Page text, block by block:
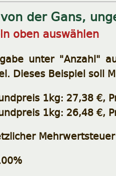
der Gans,
oben auswählen
unter "Anzahl"
Dieses Beispiel soll
1kg: 27,38 €,
1kg: 26,48 €,
Mehrwertsteuer